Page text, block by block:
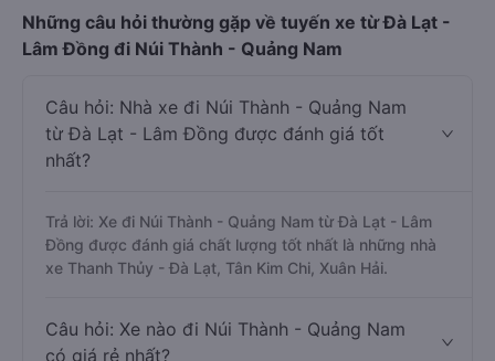
Những câu hỏi thường gặp về tuyến xe từ Đà Lạt -
Lâm Đồng đi Núi Thành - Quảng Nam
Câu hỏi: Nhà xe đi Núi Thành - Quảng Nam
từ Đà Lạt - Lâm Đồng được đánh giá tốt
nhất?
Trả lời: Xe đi Núi Thành - Quảng Nam từ Đà Lạt - Lâm
Đồng được đánh giá chất lượng tốt nhất là những nhà
xe Thanh Thủy - Đà Lạt, Tân Kim Chi, Xuân Hải.
Câu hỏi: Xe nào đi Núi Thành - Quảng Nam
có giá rẻ nhất?